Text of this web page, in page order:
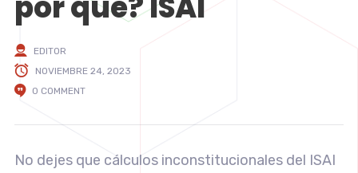
EDITOR
NOVIEMBRE 24, 2023
0 COMMENT
No dejes que cálculos inconstitucionales del ISAI